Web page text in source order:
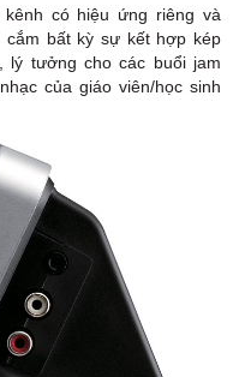
có hiệu ứng riêng và
cắm bất kỳ sự kết hợp kép
lý tưởng cho các buổi jam
của giáo viên/học sinh